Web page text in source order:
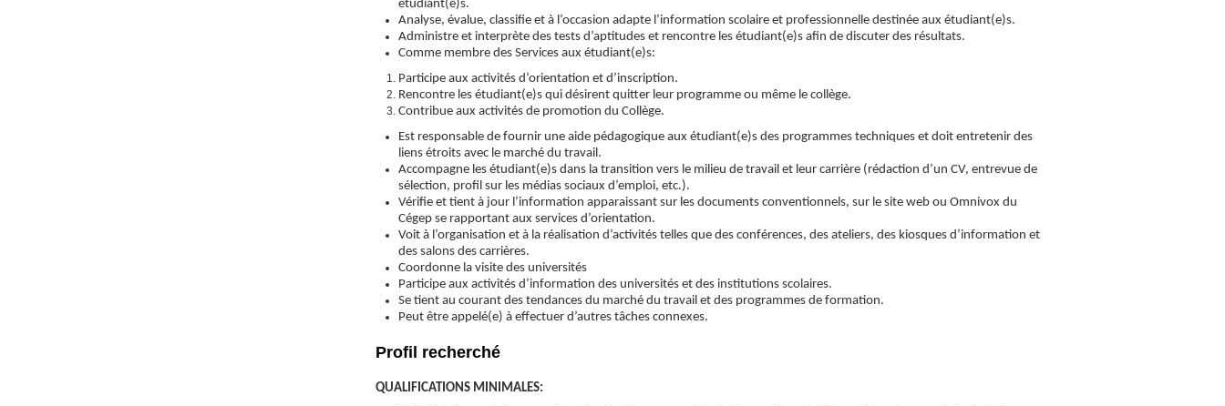
étudiant(e)s.
Analyse, évalue, classifie et à l’occasion adapte l’information scolaire et professionnelle destinée aux étudiant(e)s.
Administre et interprète des tests d’aptitudes et rencontre les étudiant(e)s afin de discuter des résultats.
Comme membre des Services aux étudiant(e)s:
Participe aux activités d’orientation et d’inscription.
Rencontre les étudiant(e)s qui désirent quitter leur programme ou même le collège.
Contribue aux activités de promotion du Collège.
Est responsable de fournir une aide pédagogique aux étudiant(e)s des programmes techniques et doit entretenir des
liens étroits avec le marché du travail.
Accompagne les étudiant(e)s dans la transition vers le milieu de travail et leur carrière (rédaction d’un CV, entrevue de
sélection, profil sur les médias sociaux d’emploi, etc.).
Vérifie et tient à jour l’information apparaissant sur les documents conventionnels, sur le site web ou Omnivox du
Cégep se rapportant aux services d’orientation.
Voit à l’organisation et à la réalisation d’activités telles que des conférences, des ateliers, des kiosques d’information et
des salons des carrières.
Coordonne la visite des universités
Participe aux activités d’information des universités et des institutions scolaires.
Se tient au courant des tendances du marché du travail et des programmes de formation.
Peut être appelé(e) à effectuer d’autres tâches connexes.
Profil recherché
QUALIFICATIONS MINIMALES: